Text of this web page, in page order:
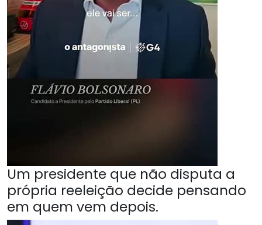
Um presidente que não disputa a
própria reeleição decide pensando
em quem vem depois.